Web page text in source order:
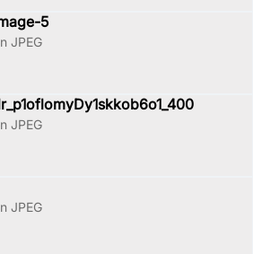
5
JPEG
JPEG
JPEG